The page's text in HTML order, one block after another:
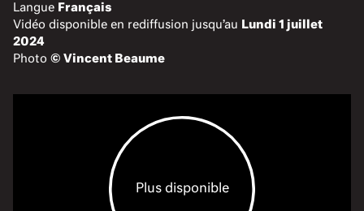
Langue Français
Vidéo disponible en rediffusion jusqu’au Lundi 1 juillet
2024
Photo © Vincent Beaume
Plus disponible